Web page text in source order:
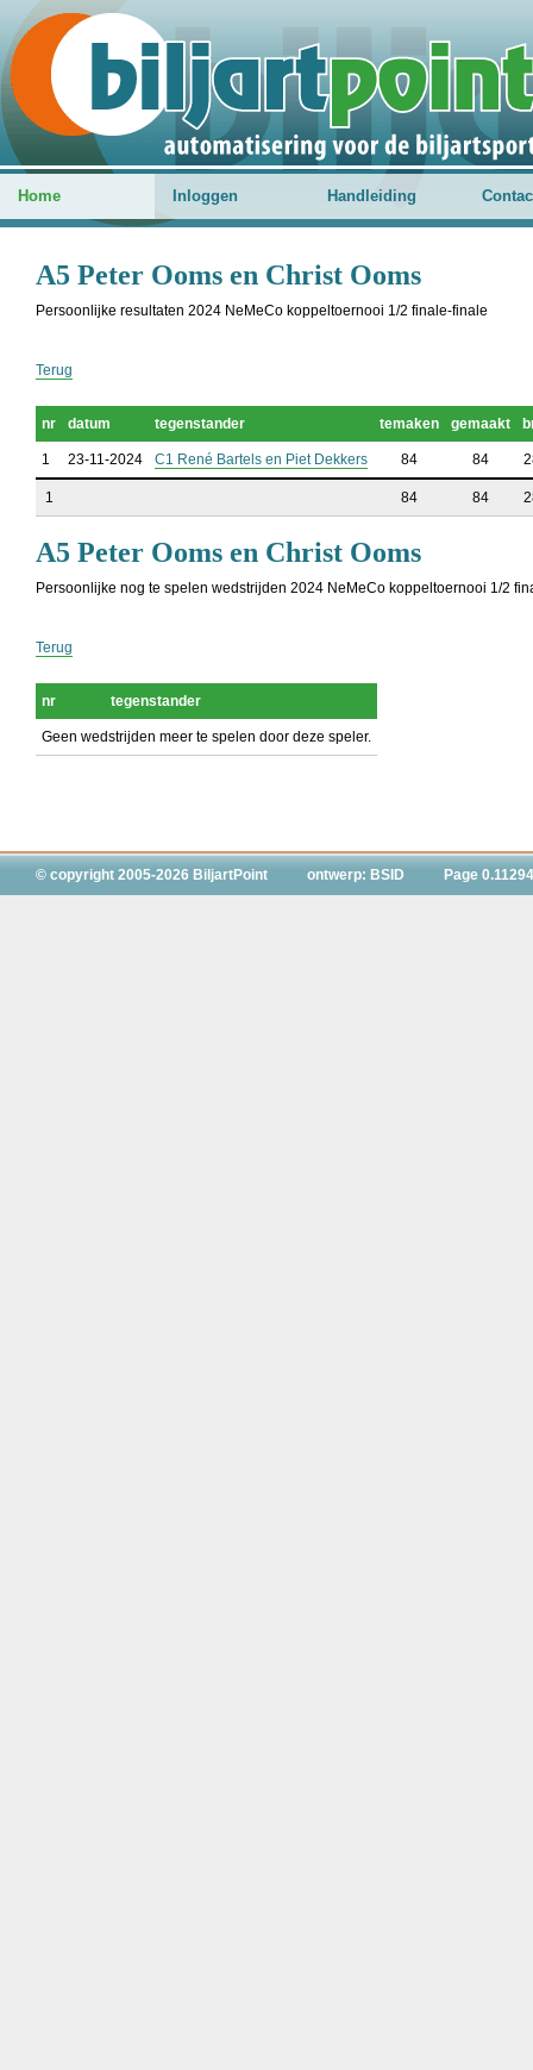
Home Inloggen Handleiding
A5 Peter Ooms en Christ Ooms
Persoonlijke resultaten 2024 NeMeCo koppeltoernooi 1/2 finale-finale
Terug
nr datum tegenstander temaken gemaakt
1 23-11-2024 C1 René Bartels en Piet Dekkers 84 84
1 84 84
A5 Peter Ooms en Christ Ooms
Persoonlijke nog te spelen wedstrijden 2024 NeMeCo koppeltoernooi 1/2
Terug
nr tegenstander
Geen wedstrijden meer te spelen door deze speler.
© copyright 2005-2026 BiljartPoint ontwerp: BSID Page